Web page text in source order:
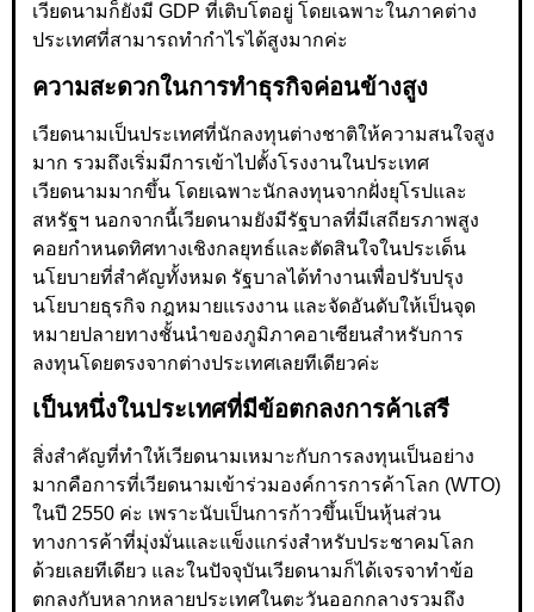
เวียดนามก็ยังมี GDP ที่เติบโตอยู่ โดยเฉพาะในภาคต่าง
ประเทศที่สามารถทำกำไรได้สูงมากค่ะ
ความสะดวกในการทำธุรกิจค่อนข้างสูง
เวียดนามเป็นประเทศที่นักลงทุนต่างชาติให้ความสนใจสูง
มาก รวมถึงเริ่มมีการเข้าไปตั้งโรงงานในประเทศ
เวียดนามมากขึ้น โดยเฉพาะนักลงทุนจากฝั่งยุโรปและ
สหรัฐฯ นอกจากนี้เวียดนามยังมีรัฐบาลที่มีเสถียรภาพสูง
คอยกำหนดทิศทางเชิงกลยุทธ์และตัดสินใจในประเด็น
นโยบายที่สำคัญทั้งหมด รัฐบาลได้ทำงานเพื่อปรับปรุง
นโยบายธุรกิจ กฎหมายแรงงาน และจัดอันดับให้เป็นจุด
หมายปลายทางชั้นนำของภูมิภาคอาเซียนสำหรับการ
ลงทุนโดยตรงจากต่างประเทศเลยทีเดียวค่ะ
เป็นหนึ่งในประเทศที่มีข้อตกลงการค้าเสรี
สิ่งสำคัญที่ทำให้เวียดนามเหมาะกับการลงทุนเป็นอย่าง
มากคือการที่เวียดนามเข้าร่วมองค์การการค้าโลก (WTO)
ในปี 2550 ค่ะ เพราะนับเป็นการก้าวขึ้นเป็นหุ้นส่วน
ทางการค้าที่มุ่งมั่นและแข็งแกร่งสำหรับประชาคมโลก
ด้วยเลยทีเดียว และในปัจจุบันเวียดนามก็ได้เจรจาทำข้อ
ตกลงกับหลากหลายประเทศในตะวันออกกลางรวมถึง